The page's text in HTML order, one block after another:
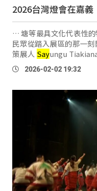
2026台灣燈會在嘉
… 塘等最具文化代表性
民眾從踏入展區的那一
策展人 Sayungu
是希望，燈會在嘉義、希
阿里山，當然更重要是要
2026-02-02 19:32